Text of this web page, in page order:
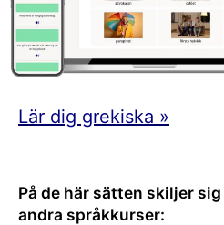
Lär dig grekiska »
På de här sätten skiljer
andra språkkurser: